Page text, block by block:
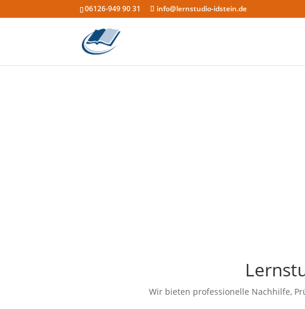
06126-949 90 31 info@lernstudio-idstein.de
Wir bieten professionelle Nachhilfe,